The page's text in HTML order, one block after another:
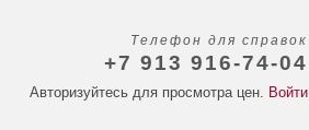
Телефон для справок
+7 913 916-74-04
Авторизуйтесь для просмотра цен. Войти